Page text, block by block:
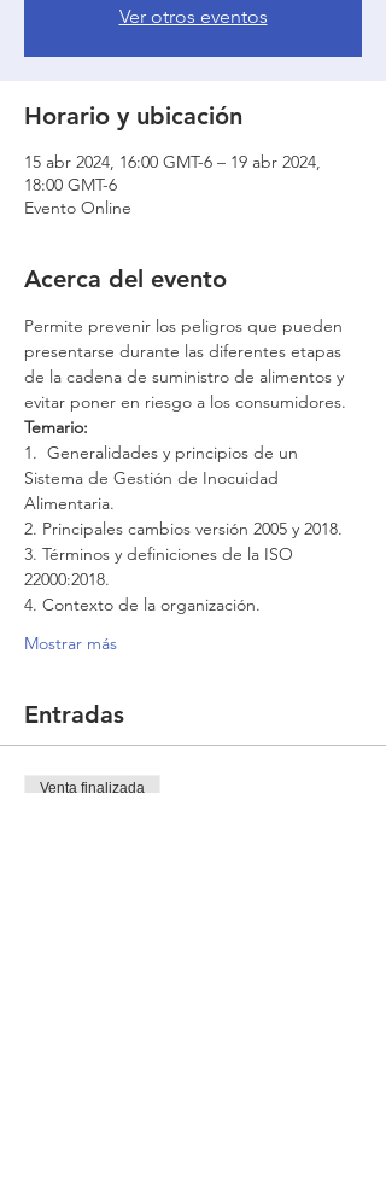
Ver otros eventos
Horario y ubicación
15 abr 2024, 16:00 GMT-6 – 19 abr 2024,
18:00 GMT-6
Evento Online
Acerca del evento
Permite prevenir los peligros que pueden
presentarse durante las diferentes etapas
de la cadena de suministro de alimentos y
evitar poner en riesgo a los consumidores.
Temario:
1.  Generalidades y principios de un
Sistema de Gestión de Inocuidad
Alimentaria.
2. Principales cambios versión 2005 y 2018.
3. Términos y definiciones de la ISO
22000:2018.
4. Contexto de la organización.
Mostrar más
Entradas
Venta finalizada